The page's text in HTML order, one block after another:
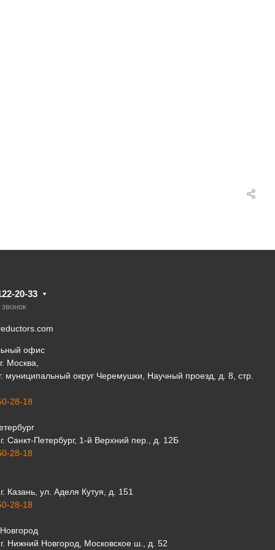
20-33
офис
Москва,
муниципальный округ Черемушки, Научный проезд, д. 8, стр.
28-18
Санкт-Петербург, 1-й Верхний пер., д. 12Б
28-18
Казань, ул. Аделя Кутуя, д. 151
28-18
Нижний Новгород, Московское ш., д. 52